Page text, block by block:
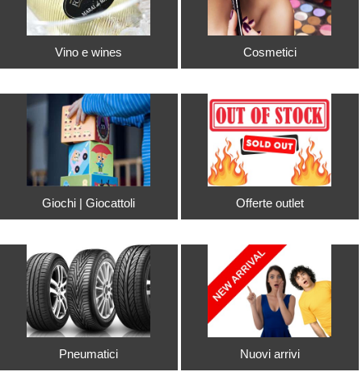
Cosmetici
Vino e wines
Offerte outlet
Giochi | Giocattoli
Nuovi arrivi
Pneumatici